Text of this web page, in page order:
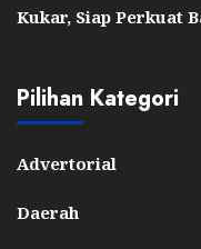
Kukar, Siap Perkuat
Pilihan Kategori
Advertorial
Daerah